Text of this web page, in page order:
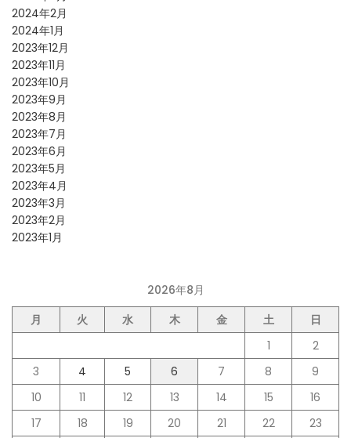
2024年2月
2024年1月
2023年12月
2023年11月
2023年10月
2023年9月
2023年8月
2023年7月
2023年6月
2023年5月
2023年4月
2023年3月
2023年2月
2023年1月
2026年8月
月
火 水 木 金 土
日
1
2
3
4 5 6 7 8
9
10
11 12 13 14 15
16
17
18 19 20 21 22 23